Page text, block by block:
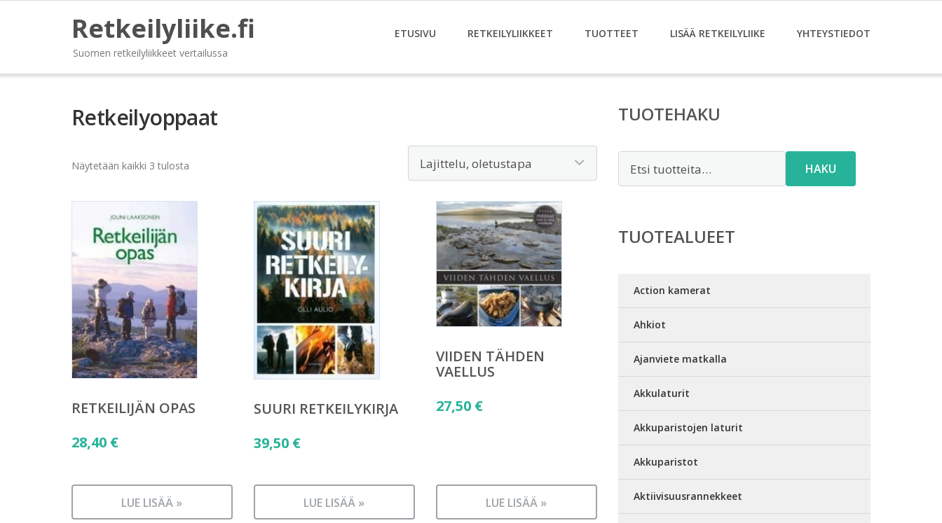
Retkeilyliike.fi
Suomen retkeilyliikkeet vertailussa
ETUSIVU RETKEILYLIIKKEET TUOTTEET LISÄÄ RETKEILYLIIKE YHTEYSTIEDOT
Retkeilyoppaat
Näytetään kaikki 3 tulosta
RETKEILIJÄN OPAS
28,40 €
LUE LISÄÄ »
SUURI RETKEILYKIRJA
39,50 €
LUE LISÄÄ »
VIIDEN TÄHDEN
VAELLUS
27,50 €
LUE LISÄÄ »
TUOTEHAKU
HAKU
TUOTEALUEET
Action kamerat
Ahkiot
Ajanviete matkalla
Akkulaturit
Akkuparistojen laturit
Akkuparistot
Aktiivisuusrannekkeet